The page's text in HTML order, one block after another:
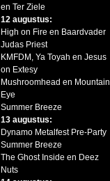
en Ter Ziele
12 augustus:
High on Fire en Baardvader
Judas Priest
KMFDM, Ya Toyah en Jesus
on Extesy
Mushroomhead en Mountain
Eye
Summer Breeze
13 augustus:
Dynamo Metalfest Pre-Party
Summer Breeze
The Ghost Inside en Deez
Nuts